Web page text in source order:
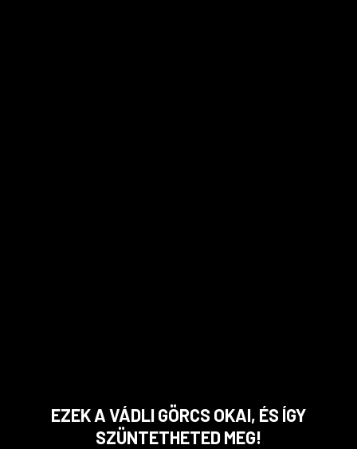
EZEK A VÁDLI GÖRCS OKAI, ÉS ÍGY
SZÜNTETHETED MEG!